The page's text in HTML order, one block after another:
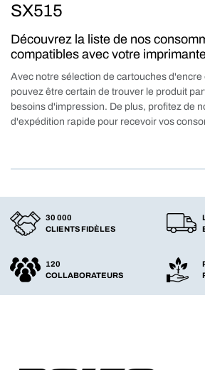
SX515
Découvrez la liste de nos
compatibles avec votre
Avec notre sélection de cartouches d'encre
pouvez être certain de trouver le produit
besoins d'impression. De plus, profitez de
d'expédition rapide pour recevoir vos
30 000
CLIENTS FIDÈLES
120
COLLABORATEURS